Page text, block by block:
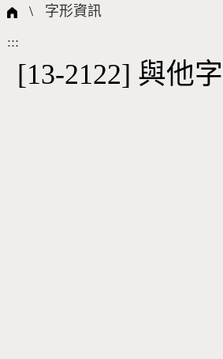
國際字碼相關組織
筆畫查詢
筆順序查詢
全字庫授權
個人電腦造字處理工具
字形下載
問題集
熱門查詢統計
\ 字形資訊
:::
[13-2122] 與他